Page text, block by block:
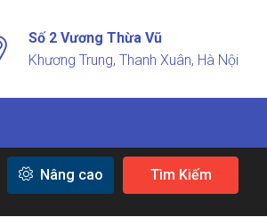
Số 2 Vương Thừa Vũ
Khương Trung, Thanh Xuân, Hà Nội
Nâng cao Tìm Kiếm